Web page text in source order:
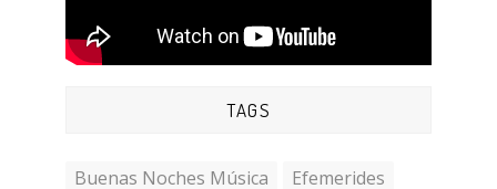
TAGS
Buenas Noches Música
Efemerides